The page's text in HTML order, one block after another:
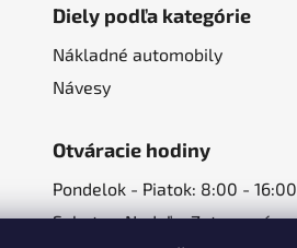
Diely podľa kategórie
Nákladné automobily
Návesy
Otváracie hodiny
Pondelok - Piatok: 8:00 - 16:00
Sobota - Nedeľa: Zatvorené